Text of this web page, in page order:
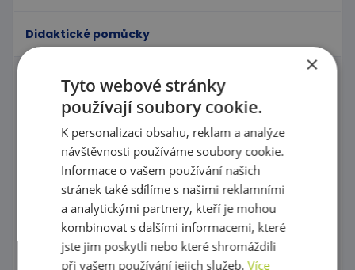
Didaktické pomůcky
Manipulační labyrinty
Nástěnné labyrinty
Magnetické labyrinty
Grafomotorické tabulky, Procvičování kreslení
Kostky, vláček
×
Tyto webové stránky
používají soubory cookie.
K personalizaci obsahu, reklam a analýze
návštěvnosti používáme soubory cookie.
Informace o vašem používání našich
stránek také sdílíme s našimi reklamními
a analytickými partnery, kteří je mohou
kombinovat s dalšími informacemi, které
jste jim poskytli nebo které shromáždili
při vašem používání jejich služeb.Více